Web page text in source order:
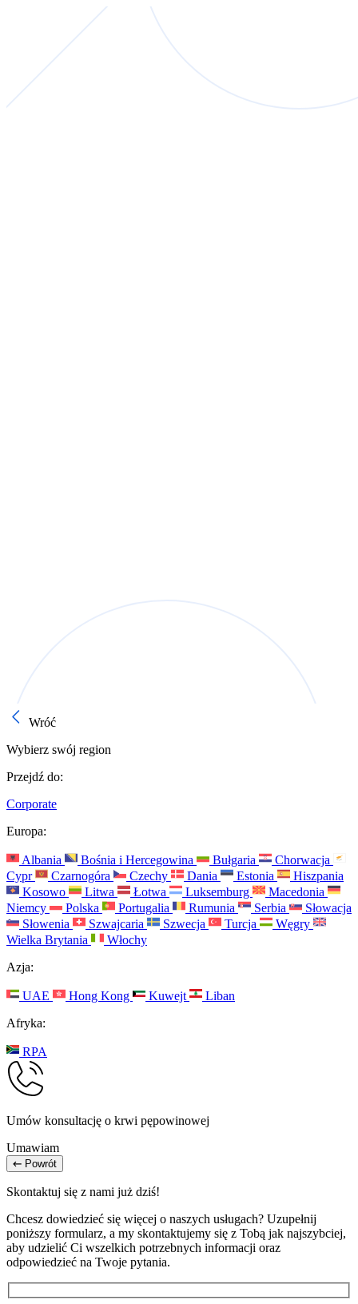
Wróć
Wybierz swój region
Przejdź do:
Corporate
Europa:
Albania Bośnia i Hercegowina Bułgaria
Chorwacja
Cypr
Czarnogóra Czechy Dania Estonia
Hiszpania
Kosowo
Litwa Łotwa Luksemburg
Macedonia
Niemcy
Polska Portugalia Rumunia Serbia
Słowacja
Słowenia
Szwajcaria Szwecja Turcja
Węgry
Wielka Brytania
Włochy
Azja:
UAE Hong Kong Kuwejt
Liban
Afryka:
RPA
Umów konsultację o krwi pępowinowej
Umawiam
Powrót
Skontaktuj się z nami już dziś!
Chcesz dowiedzieć się więcej o naszych usługach? Uzupełnij
poniższy formularz, a my skontaktujemy się z Tobą jak najszybciej,
aby udzielić Ci wszelkich potrzebnych informacji oraz
odpowiedzieć na Twoje pytania.